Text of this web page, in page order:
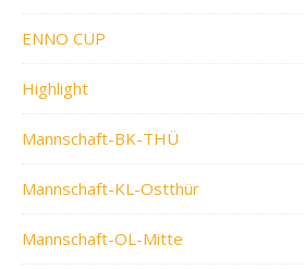
ENNO CUP
Highlight
Mannschaft-BK-THÜ
Mannschaft-KL-Ostthür
Mannschaft-OL-Mitte